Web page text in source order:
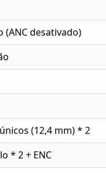
desativado)
(12,4 mm) * 2
* 2 + ENC